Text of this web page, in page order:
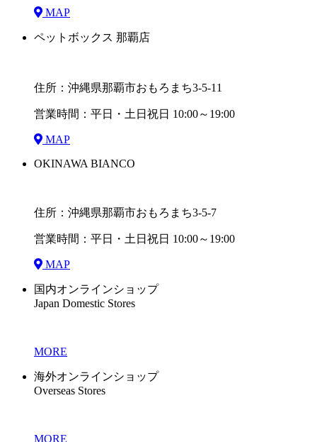
MAP
ペットボックス 那覇店
住所：沖縄県那覇市おもろまち3-5-11
営業時間：平日・土日祝日 10:00～19:00
MAP
OKINAWA BIANCO
住所：沖縄県那覇市おもろまち3-5-7
営業時間：平日・土日祝日 10:00～19:00
MAP
国内オンラインショップ
Japan Domestic Stores
MORE
海外オンラインショップ
Overseas Stores
MORE